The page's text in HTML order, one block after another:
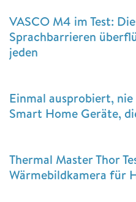
VASCO M4 im Test:
Sprachbarrieren
jeden
Einmal ausprobiert,
Smart Home Geräte,
Thermal Master Thor
Wärmebildkamera für